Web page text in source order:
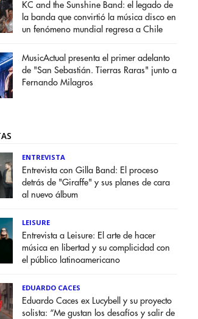
KC and the Sunshine Band: el legado de
la banda que convirtió la música disco en
un fenómeno mundial regresa a Chile
MusicActual presenta el primer adelanto
de "San Sebastián. Tierras Raras" junto a
Fernando Milagros
ENTREVISTA
Entrevista con Gilla Band: El proceso
detrás de "Giraffe" y sus planes de cara
al nuevo álbum
LEISURE
Entrevista a Leisure: El arte de hacer
música en libertad y su complicidad con
el público latinoamericano
EDUARDO CACES
Eduardo Caces ex Lucybell y su proyecto
solista: “Me gustan los desafíos y salir de